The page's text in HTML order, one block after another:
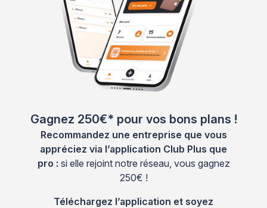
Gagnez 250€* pour vos bons plans !
Recommandez une entreprise que vous
appréciez via l’application Club Plus que
pro : si elle rejoint notre réseau, vous gagnez
250€ !
Téléchargez l’application et soyez